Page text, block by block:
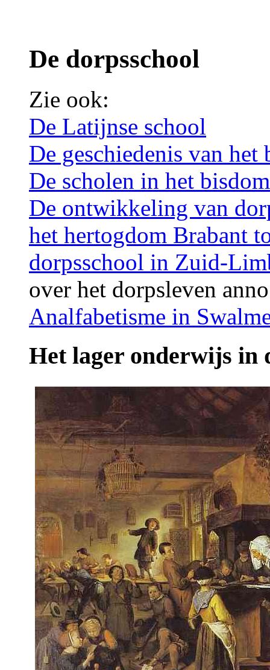
De dorpsschool
Zie ook:
De Latijnse school
De geschiedenis van
De scholen in het
De ontwikkeling van
het hertogdom Brabant
dorpsschool in Zuid-
over het dorpsleven
Analfabetisme in
Het lager onderwijs in